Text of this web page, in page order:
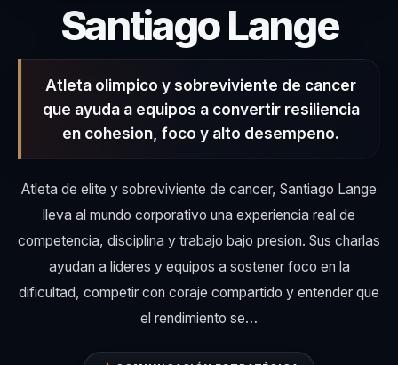
Santiago Lange–
Atleta olimpico y sobreviviente de cancer
que ayuda a equipos a convertir resiliencia
en cohesion, foco y alto desempeno.
Atleta de elite y sobreviviente de cancer, Santiago Lange
lleva al mundo corporativo una experiencia real de
competencia, disciplina y trabajo bajo presion. Sus charlas
ayudan a lideres y equipos a sostener foco en la
dificultad, competir con coraje compartido y entender que
el rendimiento se…